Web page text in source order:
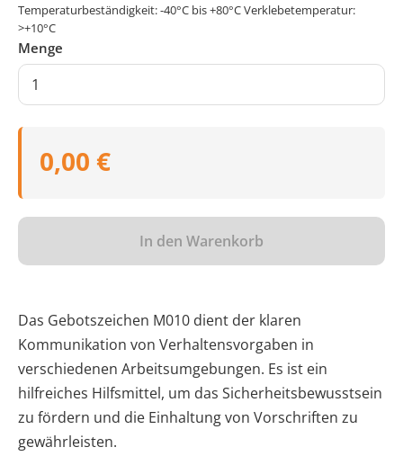
Temperaturbeständigkeit: -40°C bis +80°C Verklebetemperatur:
>+10°C
Menge
0,00 €
In den Warenkorb
Das Gebotszeichen M010 dient der klaren
Kommunikation von Verhaltensvorgaben in
verschiedenen Arbeitsumgebungen. Es ist ein
hilfreiches Hilfsmittel, um das Sicherheitsbewusstsein
zu fördern und die Einhaltung von Vorschriften zu
gewährleisten.